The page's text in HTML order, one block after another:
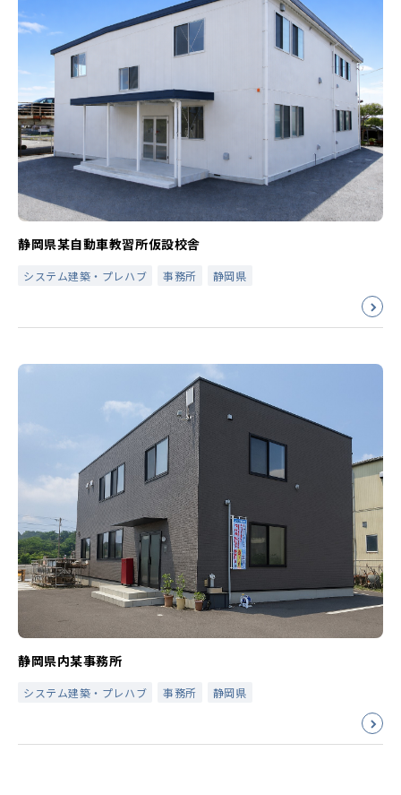
静岡県某自動車教習所仮設校舎
システム建築・プレハブ 事務所 静岡県
静岡県内某事務所
システム建築・プレハブ 事務所 静岡県